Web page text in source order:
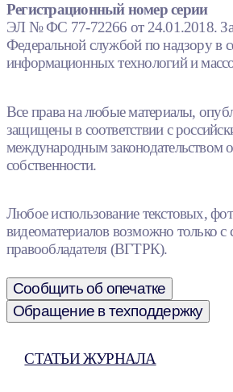
Регистрационный номер серии
ЭЛ № ФС 77-72266 от 24.01.2018.
Федеральной службой по надзору в
информационных технологий и
Все права на любые материалы,
защищены в соответствии с
международным законодательством
собственности.
Любое использование текстовых,
видеоматериалов возможно только с
правообладателя (ВГТРК).
Сообщить об опечатке
Обращение в техподдержку
СТАТЬИ ЖУРНАЛА